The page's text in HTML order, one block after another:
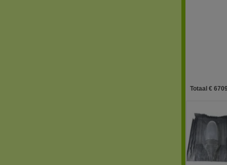
Totaal €